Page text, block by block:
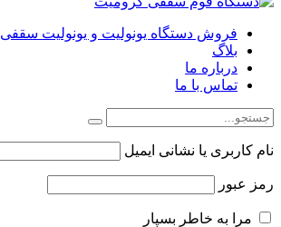
فروش دستگاه یونولیت و یونولیت سقفی
بلاگ
درباره ما
تماس با ما
نام کاربری یا نشانی ایمیل
رمز عبور
مرا به خاطر بسپار